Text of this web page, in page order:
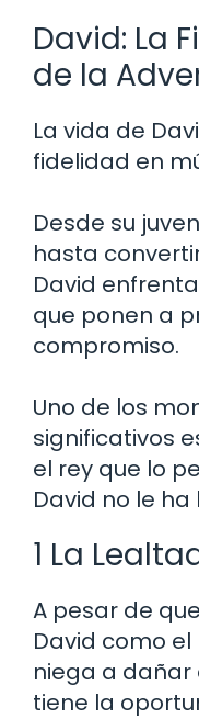
David: La
de la
La vida de
fidelidad en
Desde su
hasta
David
que ponen a
compromiso.
Uno de los
significativos
el rey que lo
David no le
1 La
A pesar de
David como el
niega a dañar
tiene la